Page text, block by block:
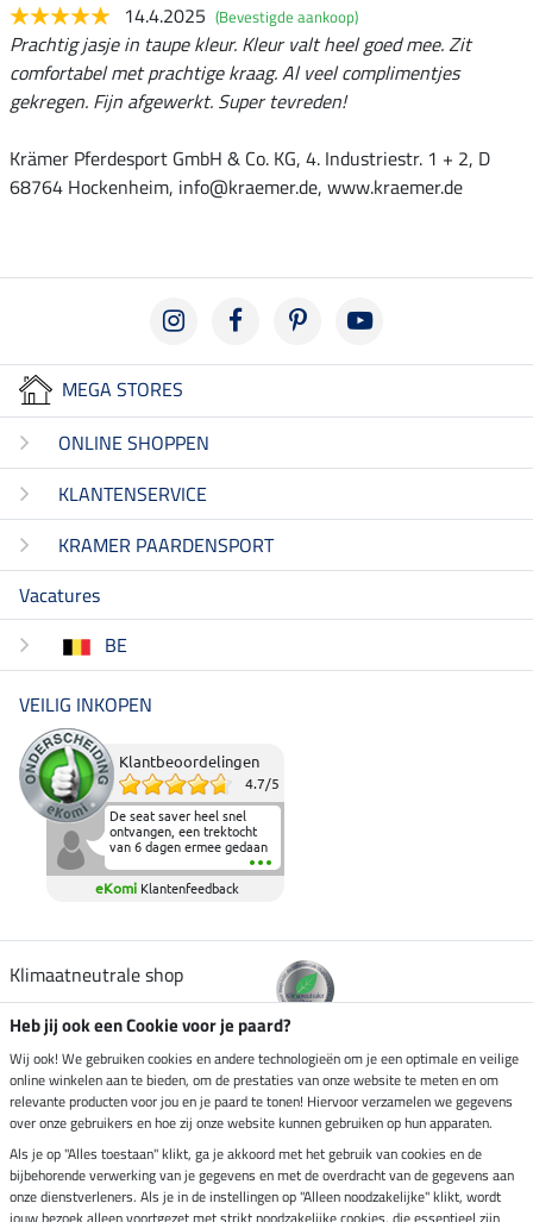
14.4.2025 (Bevestigde aankoop)
Prachtig jasje in taupe kleur. Kleur valt heel goed mee. Zit
comfortabel met prachtige kraag. Al veel complimentjes
gekregen. Fijn afgewerkt. Super tevreden!
Krämer Pferdesport GmbH & Co. KG, 4. Industriestr. 1 + 2, D
68764 Hockenheim, info@kraemer.de, www.kraemer.de
MEGA STORES
ONLINE SHOPPEN
KLANTENSERVICE
KRAMER PAARDENSPORT
Vacatures
BE
VEILIG INKOPEN
Klantbeoordelingen
4.7/5
De seat saver heel snel
ontvangen, een trektocht
van 6 dagen ermee gedaan
en deze heeft de beproeving
fantastisch doorstaan.
Heerlijk zacht om op te
elkaar in het zadel.
eKomi Klantenfeedback
Klimaatneutrale shop
Verzending per
Veilig betalen met
Heb jij ook een Cookie voor je paard?
Wij ook! We gebruiken cookies en andere technologieën om je een optimale en veilige
online winkelen aan te bieden, om de prestaties van onze website te meten en om
relevante producten voor jou en je paard te tonen! Hiervoor verzamelen we gegevens
over onze gebruikers en hoe zij onze website kunnen gebruiken op hun apparaten.
Als je op "Alles toestaan" klikt, ga je akkoord met het gebruik van cookies en de
bijbehorende verwerking van je gegevens en met de overdracht van de gegevens aan
onze dienstverleners. Als je in de instellingen op "Alleen noodzakelijke" klikt, wordt